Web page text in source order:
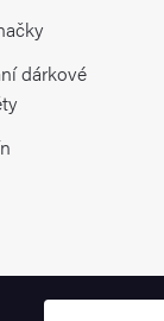
dárkové